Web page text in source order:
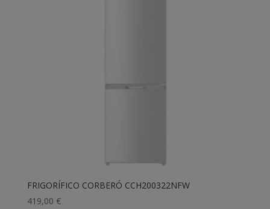
FRIGORÍFICO CORBERÓ CCH200322NFW
419,00 €